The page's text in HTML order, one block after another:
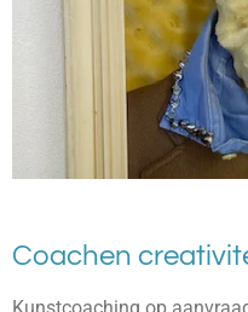
Coachen